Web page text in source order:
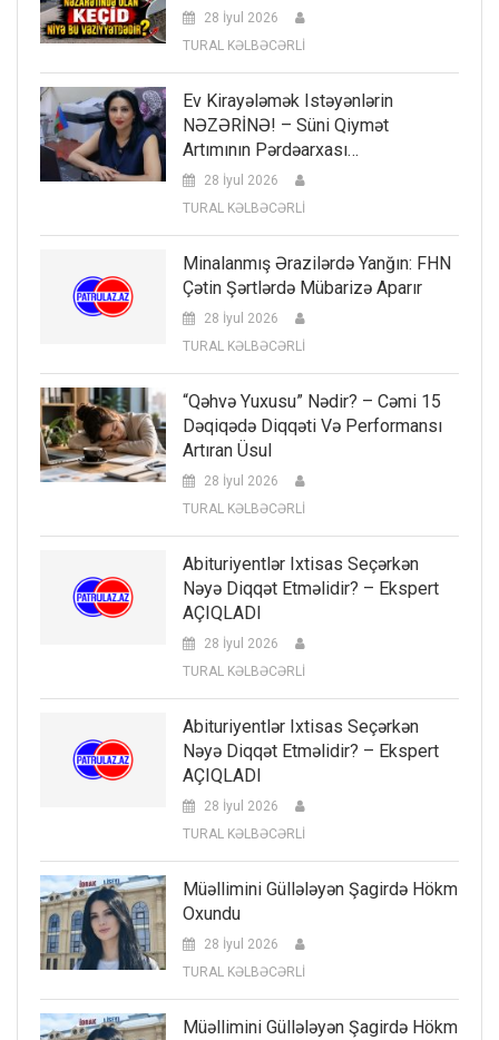
28 İyul 2026
TURAL KƏLBƏCƏRLİ
Ev Kirayələmək Istəyənlərin
NƏZƏRİNƏ! – Süni Qiymət
Artımının Pərdəarxası…
28 İyul 2026
TURAL KƏLBƏCƏRLİ
Minalanmış Ərazilərdə Yanğın: FHN
Çətin Şərtlərdə Mübarizə Aparır
28 İyul 2026
TURAL KƏLBƏCƏRLİ
“Qəhvə Yuxusu” Nədir? – Cəmi 15
Dəqiqədə Diqqəti Və Performansı
Artıran Üsul
28 İyul 2026
TURAL KƏLBƏCƏRLİ
Abituriyentlər Ixtisas Seçərkən
Nəyə Diqqət Etməlidir? – Ekspert
AÇIQLADI
28 İyul 2026
TURAL KƏLBƏCƏRLİ
Abituriyentlər Ixtisas Seçərkən
Nəyə Diqqət Etməlidir? – Ekspert
AÇIQLADI
28 İyul 2026
TURAL KƏLBƏCƏRLİ
Müəllimini Güllələyən Şagirdə Hökm
Oxundu
28 İyul 2026
TURAL KƏLBƏCƏRLİ
Müəllimini Güllələyən Şagirdə Hökm